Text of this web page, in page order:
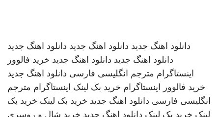
دانلود اهنگ جدید دانلود اهنگ جدید دانلود اهنگ جدید
دانلود اهنگ جدید دانلود اهنگ جدید خرید فالوور
اینستاگرام مترجم انگلیسی فارسی دانلود اهنگ جدید
خرید فالوور اینستاگرام خرید بک لینک اینستاگرام مترجم
انگلیسی فارسی دانلود اهنگ جدید خرید بک لینک خرید بک
لینک خرید بک لینک دانلود اهنگ جدید خرید شال و روسری